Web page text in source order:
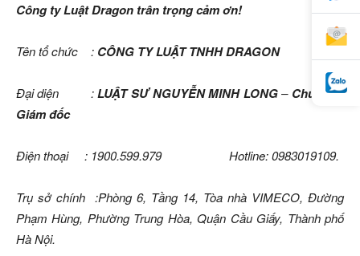
Công ty Luật Dragon trân trọng cảm ơn!
Tên tổ chức : CÔNG TY LUẬT TNHH DRAGON
Đại diện : LUẬT SƯ NGUYỄN MINH LONG– Chức vụ:
Giám đốc
Điện thoại : 1900.599.979 Hotline: 0983019109.
Trụ sở chính :Phòng 6, Tầng 14, Tòa nhà VIMECO, Đường
Phạm Hùng, Phường Trung Hòa, Quận Cầu Giấy, Thành phố
Hà Nội.